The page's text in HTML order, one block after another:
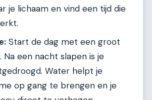
je lichaam en vind een tijd die
Start de dag met een groot
Na een nacht slapen is je
Water helpt je
op gang te brengen en je